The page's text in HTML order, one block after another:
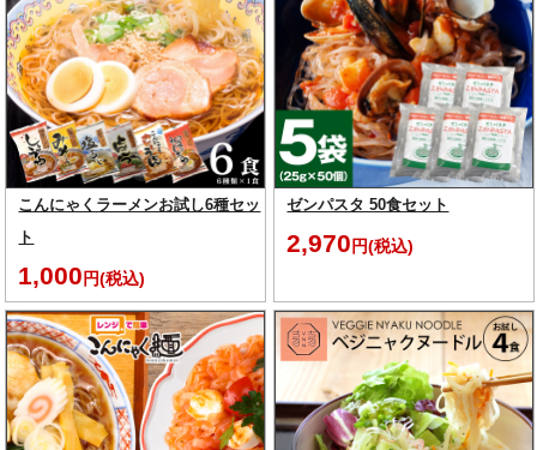
こんにゃくラーメンお試し6種セッ
ト
1,000円(税込)
ゼンパスタ 50食セット
2,970円(税込)